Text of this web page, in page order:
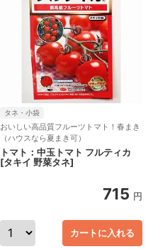
タネ・小袋
おいしい高品質フルーツトマト！春まき
（ハウスなら夏まき可）
トマト：中玉トマト フルティカ
[タキイ 野菜タネ]
715 円
カートに入れる